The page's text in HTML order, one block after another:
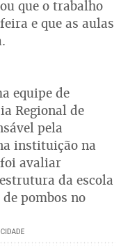
que o trabalho
e que as aulas
equipe de
Regional de
pela
instituição na
avaliar
da escola
pombos no